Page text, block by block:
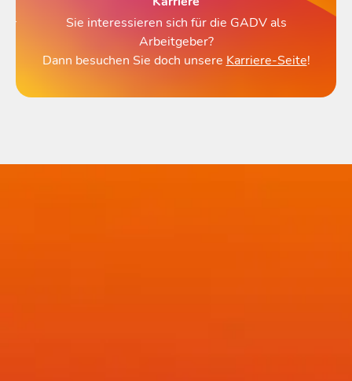
Sie interessieren sich für die GADV als
Arbeitgeber?
Dann besuchen Sie doch unsere Karriere-Seite!